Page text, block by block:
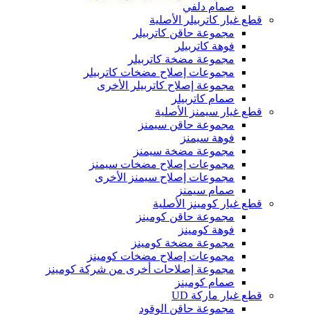
صمام دلفي
قطع غيار كاتربيلر الأصلية
مجموعة حاقن كاتربيلر
فوهة كاتربيلر
مجموعة مضخة كاتربيلر
مجموعات إصلاح مضخات كاتربيلر
مجموعة إصلاح كاتربيلر الأخرى
صمام كاتربيلر
قطع غيار سيمنز الأصلية
مجموعة حاقن سيمنز
فوهة سيمنز
مجموعة مضخة سيمنز
مجموعات إصلاح مضخات سيمنز
مجموعات إصلاح سيمنز الأخرى
صمام سيمنز
قطع غيار كومينز الأصلية
مجموعة حاقن كومينز
فوهة كومينز
مجموعة مضخة كومينز
مجموعات إصلاح مضخات كومينز
مجموعة إصلاحات أخرى من شركة كومينز
صمام كومينز
قطع غيار ماركة UD
مجموعة حاقن الوقود